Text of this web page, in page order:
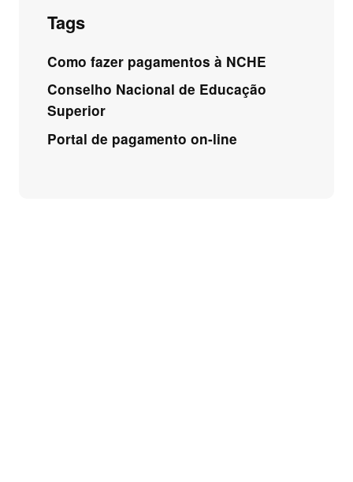
Tags
Como fazer pagamentos à NCHE
Conselho Nacional de Educação
Superior
Portal de pagamento on-line